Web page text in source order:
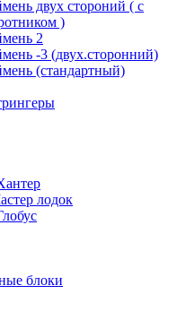
двух стороний ( с
)
2
-3 (двух.сторонний)
(стандартный)
лодок
блоки